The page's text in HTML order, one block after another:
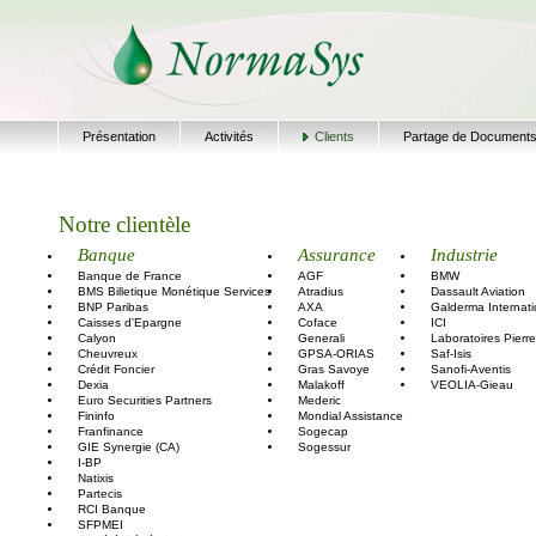
Présentation Activités Clients Partage de Documents
Notre clientèle
Banque
Banque de France
BMS Billetique Monétique Services
BNP Paribas
Caisses d'Epargne
Calyon
Cheuvreux
Crédit Foncier
Dexia
Euro Securities Partners
Fininfo
Franfinance
GIE Synergie (CA)
I-BP
Natixis
Partecis
RCI Banque
SFPMEI
Assurance
AGF
Atradius
AXA
Coface
Generali
GPSA-ORIAS
Gras Savoye
Malakoff
Mederic
Mondial Assistance
Sogecap
Sogessur
Industrie
BMW
Dassault Aviation
Galderma
ICI
Laboratoires
Saf-Isis
Sanofi-Aventis
VEOLIA-Gieau